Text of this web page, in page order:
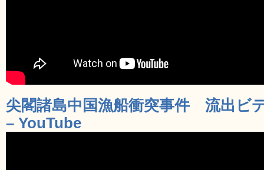
尖閣諸島中国漁船衝突事件 流出
– YouTube